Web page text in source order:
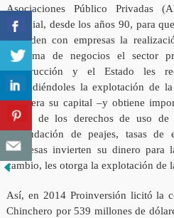
Asociaciones Público Privadas
Mundial, desde los años 90, para
acuerden con empresas la
esquema de negocios el sector
construcción y el Estado les
concediéndoles la explotación de
recupera su capital –y obtiene
cobro de los derechos de uso
(recaudación de peajes, tasas de
empresas invierten su dinero
cambio, les otorga la explotación de
Así, en 2014 Proinversión licitó la
Chinchero por 539 millones de